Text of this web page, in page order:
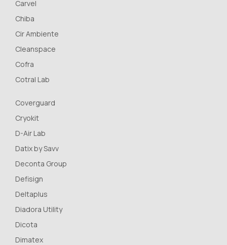
Carvel
Chiba
Cir Ambiente
Cleanspace
Cofra
Cotral Lab
Coverguard
Cryokit
D-Air Lab
Datix by Savv
Deconta Group
Defisign
Deltaplus
Diadora Utility
Dicota
Dimatex